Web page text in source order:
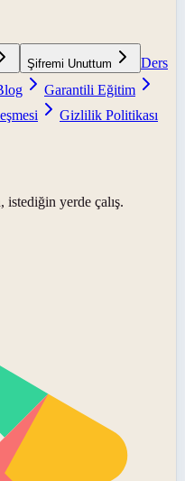
Şifremi Unuttum
Ders
Garantili Eğitim
Gizlilik Politikası
yerde çalış.